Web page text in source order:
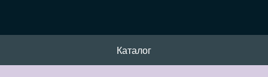
Каталог